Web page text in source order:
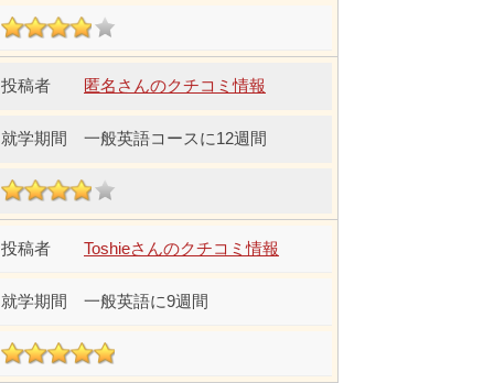
匿名さんのクチコミ情報
一般英語コースに12週間
Toshieさんのクチコミ情報
一般英語に9週間